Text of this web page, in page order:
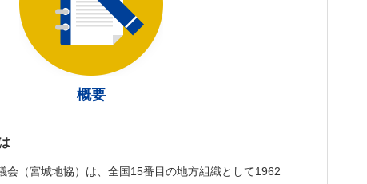
概要
会（宮城地協）は、全国15番目の地方組織として1962